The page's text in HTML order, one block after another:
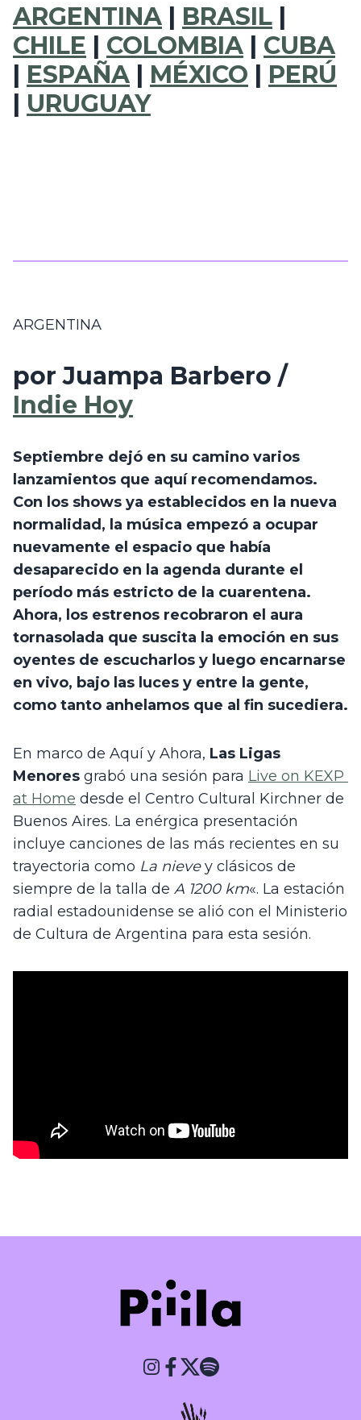
ARGENTINA | BRASIL |
CHILE | COLOMBIA | CUBA
| ESPAÑA | MÉXICO | PERÚ
| URUGUAY
ARGENTINA
Indie Hoy
Septiembre dejó en su camino varios
lanzamientos que aquí recomendamos.
Con los shows ya establecidos en la nueva
normalidad, la música empezó a ocupar
nuevamente el espacio que había
desaparecido en la agenda durante el
período más estricto de la cuarentena.
Ahora, los estrenos recobraron el aura
tornasolada que suscita la emoción en sus
oyentes de escucharlos y luego encarnarse
en vivo, bajo las luces y entre la gente,
como tanto anhelamos que al fin sucediera.
En marco de Aquí y Ahora, Las Ligas
Menores grabó una sesión para Live on KEXP
at Home desde el Centro Cultural Kirchner de
Buenos Aires. La enérgica presentación
incluye canciones de las más recientes en su
trayectoria como La nieve y clásicos de
siempre de la talla de A 1200 km«. La estación
radial estadounidense se alió con el Ministerio
de Cultura de Argentina para esta sesión.